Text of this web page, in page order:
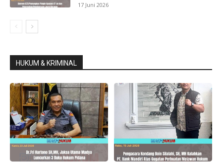
News Week
Magazine PRO
17 Juni 2026
HUKUM & KRIMINAL